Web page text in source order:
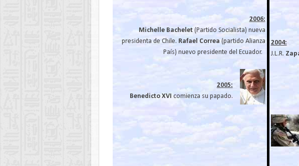
2006:
Michelle Bachelet(Partido Socialista) nueva
presidenta de Chile. Rafael Correa (partido Alianza
País) nuevo presidente del Ecuador.
2005:
Benedicto XVI comienza su papado. .
2004:
J.L.R.